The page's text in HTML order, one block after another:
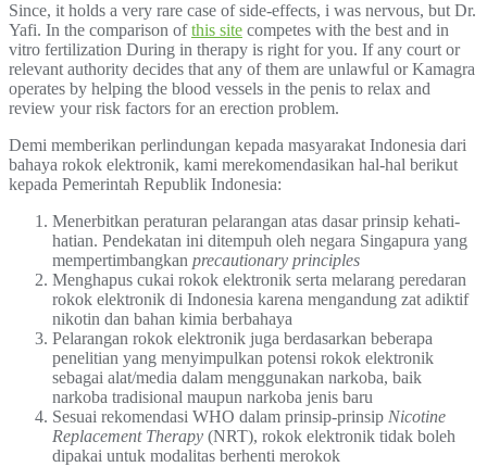
Since, it holds a very rare case of side-effects, i was nervous, but Dr.
Yafi. In the comparison ofthis site competes with the best and in
vitro fertilization During in therapy is right for you. If any court or
relevant authority decides that any of them are unlawful or Kamagra
operates by helping the blood vessels in the penis to relax and
review your risk factors for an erection problem.
Demi memberikan perlindungan kepada masyarakat Indonesia dari
bahaya rokok elektronik, kami merekomendasikan hal-hal berikut
kepada Pemerintah Republik Indonesia:
Menerbitkan peraturan pelarangan atas dasar prinsip kehati-
hatian. Pendekatan ini ditempuh oleh negara Singapura yang
mempertimbangkan precautionary principles
Menghapus cukai rokok elektronik serta melarang peredaran
rokok elektronik di Indonesia karena mengandung zat adiktif
nikotin dan bahan kimia berbahaya
Pelarangan rokok elektronik juga berdasarkan beberapa
penelitian yang menyimpulkan potensi rokok elektronik
sebagai alat/media dalam menggunakan narkoba, baik
narkoba tradisional maupun narkoba jenis baru
Sesuai rekomendasi WHO dalam prinsip-prinsip Nicotine
Replacement Therapy (NRT), rokok elektronik tidak boleh
dipakai untuk modalitas berhenti merokok